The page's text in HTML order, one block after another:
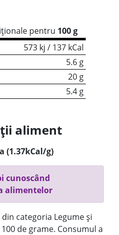
pentru 100 g
573 kj / 137 kCal
5.6 g
20 g
5.4 g
aliment
(1.37kCal/g)
cunoscând
alimentelor
categoria Legume și
de grame. Consumul a